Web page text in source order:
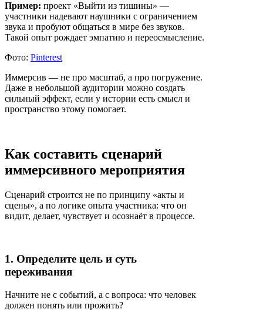
Пример: проект «Выйти из тишины» —
участники надевают наушники с ограничением
звука и пробуют общаться в мире без звуков.
Такой опыт рождает эмпатию и переосмысление.
Фото: Pinterest
Иммерсив — не про масштаб, а про погружение.
Даже в небольшой аудитории можно создать
сильный эффект, если у истории есть смысл и
пространство этому помогает.
Как составить сценарий
иммерсивного мероприятия
Сценарий строится не по принципу «акты и
сцены», а по логике опыта участника: что он
видит, делает, чувствует и осознаёт в процессе.
1. Определите цель и суть
переживания
Начните не с событий, а с вопроса: что человек
должен понять или прожить?